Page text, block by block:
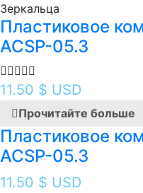
Зеркальца
Пластиковое
ACSP-05.3
11.50 $ USD
Прочитайте больше
Пластиковое
ACSP-05.3
11.50 $ USD